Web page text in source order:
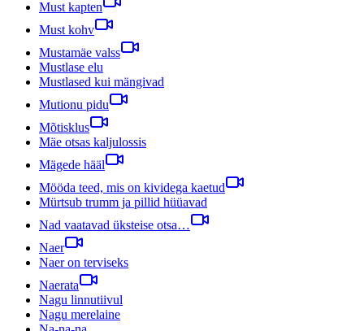
Must kapten
Must kohv
Mustamäe valss
Mustlase elu
Mustlased kui mängivad
Mutionu pidu
Mõtisklus
Mäe otsas kaljulossis
Mägede hääl
Mööda teed, mis on kividega kaetud
Mürtsub trumm ja pillid hüüavad
Nad vaatavad üksteise otsa…
Naer
Naer on terviseks
Naerata
Nagu linnutiivul
Nagu merelaine